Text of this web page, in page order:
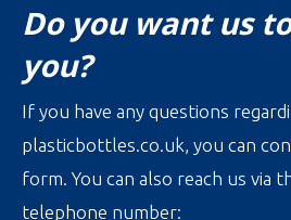
Do you want us
you?
If you have any questions
plasticbottles.co.uk, you can
form. You can also reach us via
telephone number: